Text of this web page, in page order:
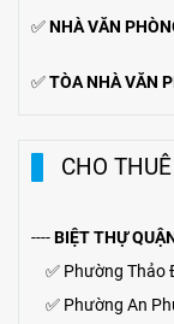
✅NHÀ VĂN
✅TÒA NHÀ VĂN
CHO
----BIỆT THỰ
✅ Phường Thảo
✅ Phường An